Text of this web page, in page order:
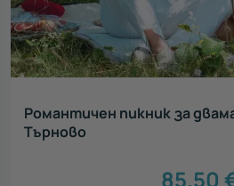
Романтичен пикник за
Търново
85.50